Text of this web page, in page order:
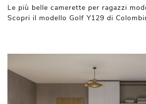
Le più belle camerette per ragazzi
Scopri il modello Golf Y129 di